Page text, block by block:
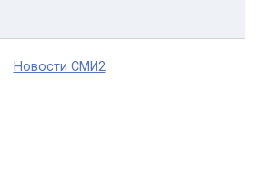
Новости СМИ2